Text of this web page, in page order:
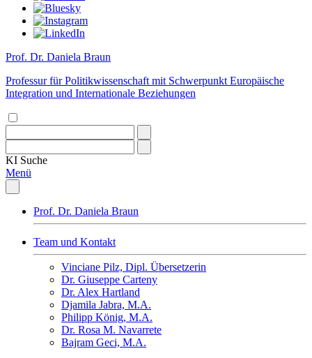
Prof. Dr. Daniela Braun
Professur für Politikwissenschaft mit Schwerpunkt Europäische
Integration und Internationale Beziehungen
KI Suche
Menü
Prof. Dr. Daniela Braun
Team und Kontakt
Vinciane Pilz, Dipl. Übersetzerin
Dr. Giuseppe Carteny
Dr. Alex Hartland
Djamila Jabra, M.A.
Philipp König, M.A.
Dr. Rosa M. Navarrete
Bajram Geci, M.A.